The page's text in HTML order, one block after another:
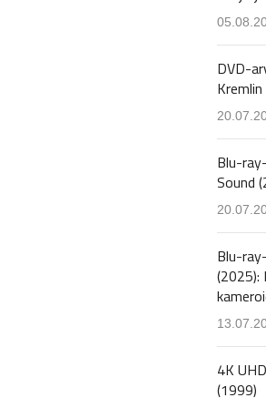
DVD-
Blu-
Sound
Blu-
(2025):
4K
(1999)